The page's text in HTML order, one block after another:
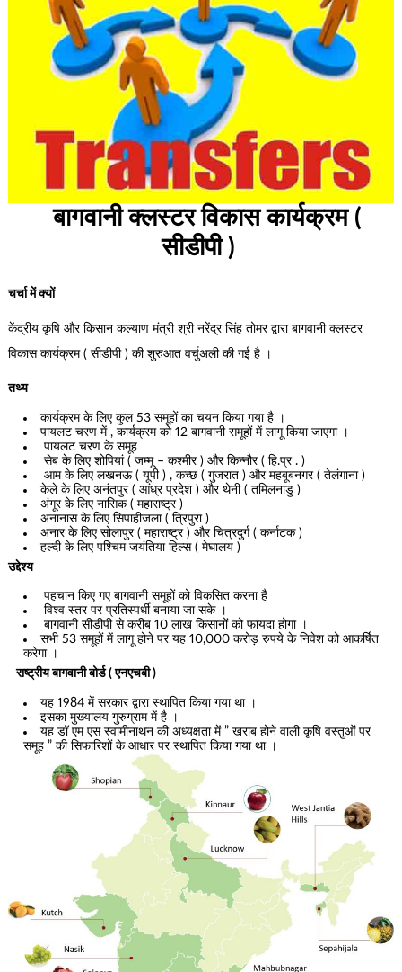
बागवानी क्लस्टर विकास कार्यक्रम (
सीडीपी )
चर्चा में क्यों
केंद्रीय कृषि और किसान कल्याण मंत्री श्री नरेंद्र सिंह तोमर द्वारा बागवानी क्लस्टर
विकास कार्यक्रम ( सीडीपी ) की शुरुआत वर्चुअली की गई है ।
तथ्य
कार्यक्रम के लिए कुल 53 समूहों का चयन किया गया है ।
पायलट चरण में , कार्यक्रम को 12 बागवानी समूहों में लागू किया जाएगा ।
पायलट चरण के समूह
सेब के लिए शोपियां ( जम्मू – कश्मीर ) और किन्नौर ( हि.प्र . )
आम के लिए लखनऊ ( यूपी ) , कच्छ ( गुजरात ) और महबूबनगर ( तेलंगाना )
केले के लिए अनंतपुर ( आंध्र प्रदेश ) और थेनी ( तमिलनाडु )
अंगूर के लिए नासिक ( महाराष्ट्र )
अनानास के लिए सिपाहीजला ( त्रिपुरा )
अनार के लिए सोलापुर ( महाराष्ट्र ) और चित्रदुर्ग ( कर्नाटक )
हल्दी के लिए पश्चिम जयंतिया हिल्स ( मेघालय )
उद्देश्य
पहचान किए गए बागवानी समूहों को विकसित करना है
विश्व स्तर पर प्रतिस्पर्धी बनाया जा सके ।
बागवानी सीडीपी से करीब 10 लाख किसानों को फायदा होगा ।
सभी 53 समूहों में लागू होने पर यह 10,000 करोड़ रुपये के निवेश को आकर्षित
करेगा ।
राष्ट्रीय बागवानी बोर्ड ( एनएचबी )
यह 1984 में सरकार द्वारा स्थापित किया गया था ।
इसका मुख्यालय गुरुग्राम में है ।
यह डॉ एम एस स्वामीनाथन की अध्यक्षता में ” खराब होने वाली कृषि वस्तुओं पर
समूह ” की सिफारिशों के आधार पर स्थापित किया गया था ।